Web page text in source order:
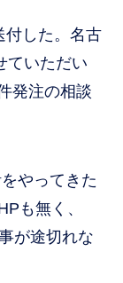
した。名古
ていただい
発注の相談
やってきた
も無く、
が途切れな